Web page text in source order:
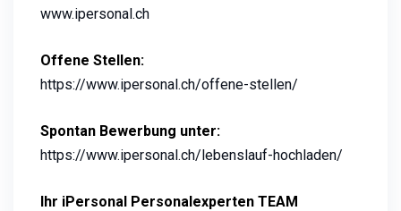
www.ipersonal.ch
Offene Stellen:
https://www.ipersonal.ch/offene-stellen/
Spontan Bewerbung unter:
https://www.ipersonal.ch/lebenslauf-hochladen/
Ihr iPersonal Personalexperten TEAM